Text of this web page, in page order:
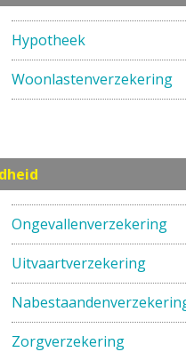
Hypotheek
Woonlastenverzekering
Ongevallenverzekering
Uitvaartverzekering
Zorgverzekering